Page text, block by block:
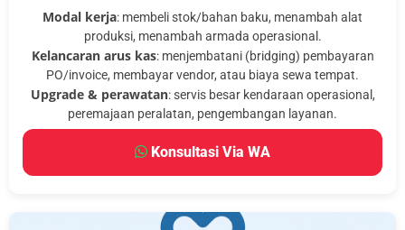
Modal kerja: membeli stok/bahan baku, menambah alat
produksi, menambah armada operasional.
Kelancaran arus kas: menjembatani (bridging) pembayaran
PO/invoice, membayar vendor, atau biaya sewa tempat.
Upgrade & perawatan: servis besar kendaraan operasional,
peremajaan peralatan, pengembangan layanan.
Konsultasi Via WA